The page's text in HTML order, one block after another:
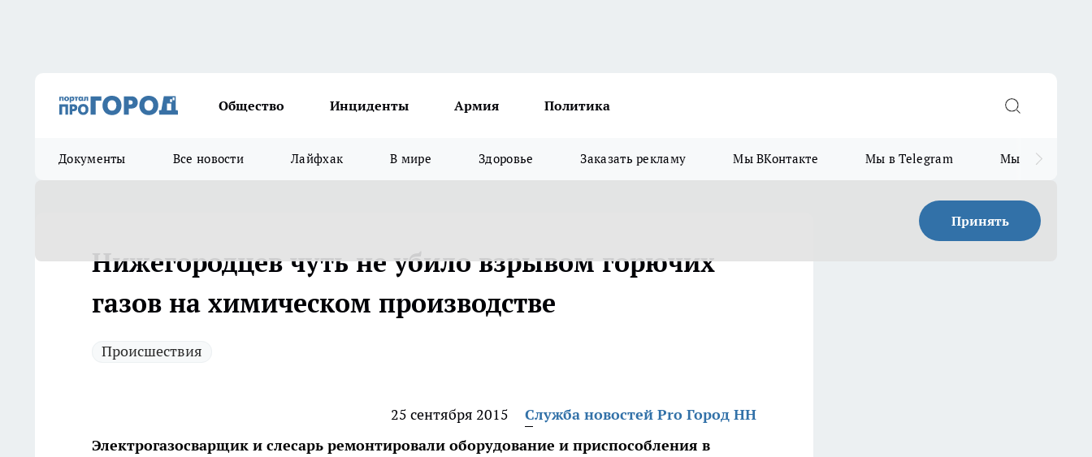
Общество Инциденты Армия Политика
Документы Все новости Лайфхак В мире Здоровье Заказать рекламу Мы ВКонтакте Мы в Telegram Мы в MAX
Принять
Нижегородцев чуть не убило взрывом горючих
газов на химическом производстве
Происшествия
25 сентября 2015
Служба новостей Pro Город НН
Электрогазосварщик и слесарь ремонтировали оборудование и приспособления в